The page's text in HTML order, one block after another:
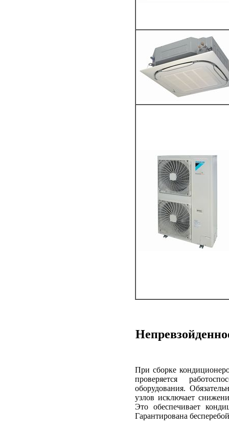
При сборке
проверяется
оборудования.
узлов исключает
Это обеспечивает
Гарантирована